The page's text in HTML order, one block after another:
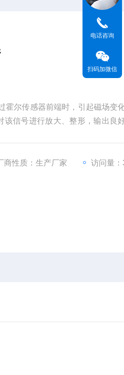
霍尔传感器前端时，引起磁场变
该信号进行放大、整形，输出良
商性质：生产厂家 访问量
电话咨询
扫码加微信